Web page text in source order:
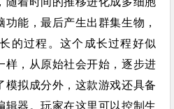
能，最后产生出群集生物，
的过程。这个成长过程好似
样，从原始社会开始，逐步进
模拟成分外，这款游戏还具备
辑器。玩家在这里可以控制生